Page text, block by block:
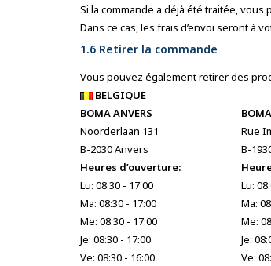
Si la commande a déjà été traitée,
Dans ce cas, les frais d’envoi seront à
1.6 Retirer la commande
Vous pouvez également retirer des
BELGIQUE
BOMA ANVERS
Noorderlaan 131
B-2030 Anvers
Heures d’ouverture:
Lu: 08:30 - 17:00
Ma: 08:30 - 17:00
Me: 08:30 - 17:00
Je: 08:30 - 17:00
Ve: 08:30 - 16:00
Rue
B-
Lu:
Ma:
Me:
Je:
Ve: